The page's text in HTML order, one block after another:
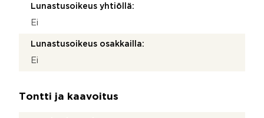
Lunastusoikeus yhtiöllä:
Ei
Lunastusoikeus osakkailla:
Ei
Tontti ja kaavoitus